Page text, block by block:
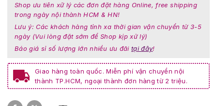
Shop ưu tiên xữ lý các đơn đặt hàng Online, free shipping
trong ngày nội thành HCM & HN!
Lưu ý: Các khách hàng tỉnh xa thời gian vận chuyển từ 3-5
ngày (Vui lòng đặt sớm để Shop kịp xử lý)
Báo giá sỉ số lượng lớn nhiều ưu đãi tại đây!
Giao hàng toàn quốc. Miễn phí vận chuyển nội
thành TP.HCM, ngoại thành đơn hàng từ 2 triệu.